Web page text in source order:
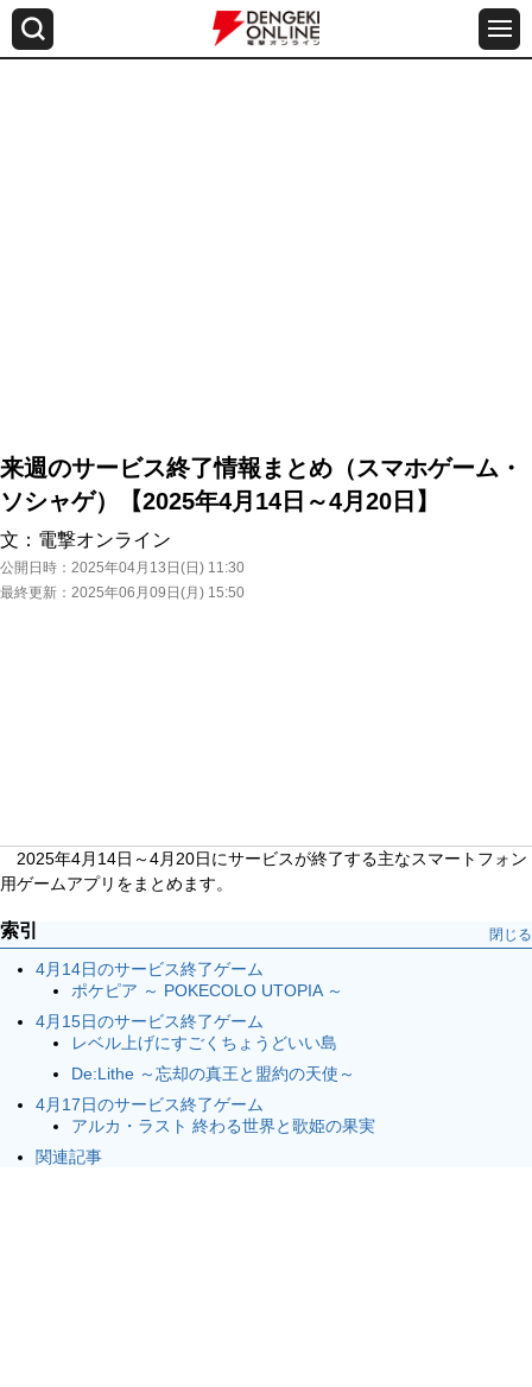
来週のサービス終了情報まとめ（スマホゲーム・
ソシャゲ）【2025年4月14日～4月20日】
文： 電撃オンライン
公開日時： 2025年04月13日(日) 11:30
最終更新： 2025年06月09日(月) 15:50
2025年4月14日～4月20日にサービスが終了する主なスマートフォン
用ゲームアプリをまとめます。
索引 閉じる
4月14日のサービス終了ゲーム
ポケピア ～ POKECOLO UTOPIA ～
4月15日のサービス終了ゲーム
レベル上げにすごくちょうどいい島
De:Lithe ～忘却の真王と盟約の天使～
4月17日のサービス終了ゲーム
アルカ・ラスト 終わる世界と歌姫の果実
関連記事